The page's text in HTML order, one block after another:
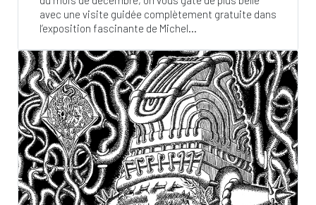
avec une visite guidée complètement gratuite dans
l’exposition fascinante de Michel...